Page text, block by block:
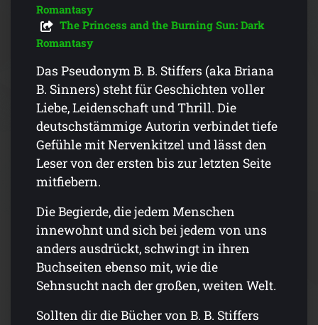
Romantasy
The Princess and the Burning Sun: Dark
Romantasy
Das Pseudonym B. B. Stiffers (aka Briana
B. Sinners) steht für Geschichten voller
Liebe, Leidenschaft und Thrill. Die
deutschstämmige Autorin verbindet tiefe
Gefühle mit Nervenkitzel und lässt den
Leser von der ersten bis zur letzten Seite
mitfiebern.
Die Begierde, die jedem Menschen
innewohnt und sich bei jedem von uns
anders ausdrückt, schwingt in ihren
Buchseiten ebenso mit, wie die
Sehnsucht nach der großen, weiten Welt.
Sollten dir die Bücher von B. B. Stiffers